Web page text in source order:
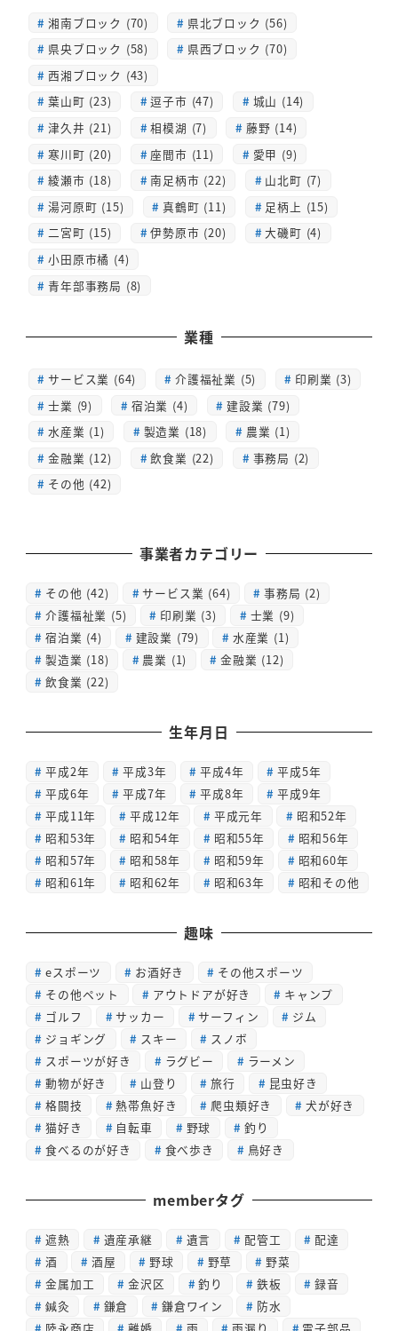
湘南ブロック (70)
県北ブロック (56)
県央ブロック (58)
県西ブロック (70)
西湘ブロック (43)
葉山町 (23)
逗子市 (47)
城山 (14)
津久井 (21)
相模湖 (7)
藤野 (14)
寒川町 (20)
座間市 (11)
愛甲 (9)
綾瀬市 (18)
南足柄市 (22)
山北町 (7)
湯河原町 (15)
真鶴町 (11)
足柄上 (15)
二宮町 (15)
伊勢原市 (20)
大磯町 (4)
小田原市橘 (4)
青年部事務局 (8)
業種
サービス業 (64) 介護福祉業 (5)
印刷業 (3)
士業 (9)
宿泊業 (4)
建設業 (79)
水産業 (1)
製造業 (18)
農業 (1)
金融業 (12)
飲食業 (22)
事務局 (2)
その他 (42)
事業者カテゴリー
その他 (42) サービス業 (64) 事務局 (2)
介護福祉業 (5) 印刷業 (3) 士業 (9)
宿泊業 (4) 建設業 (79) 水産業 (1)
製造業 (18) 農業 (1) 金融業 (12)
飲食業 (22)
生年月日
平成2年 平成3年 平成4年
平成5年
平成6年
平成7年 平成8年
平成9年
平成11年
平成12年 平成元年
昭和52年
昭和53年
昭和54年 昭和55年
昭和56年
昭和57年
昭和58年 昭和59年
昭和60年
昭和61年
昭和62年 昭和63年 昭和その他
趣味
eスポーツ お酒好き
その他スポーツ
その他ペット
アウトドアが好き
キャンプ
ゴルフ
サッカー サーフィン
ジム
ジョギング
スキー
スノボ
スポーツが好き
ラグビー
ラーメン
動物が好き
山登り 旅行
昆虫好き
格闘技
熱帯魚好き 爬虫類好き
犬が好き
猫好き
自転車 野球
釣り
食べるのが好き
食べ歩き 鳥好き
memberタグ
遮熱 遺産承継 遺言 配管工
配達
酒
酒屋 野球 野草
野菜
金属加工
金沢区 釣り 鉄板
録音
鍼灸
鎌倉 鎌倉ワイン
防水